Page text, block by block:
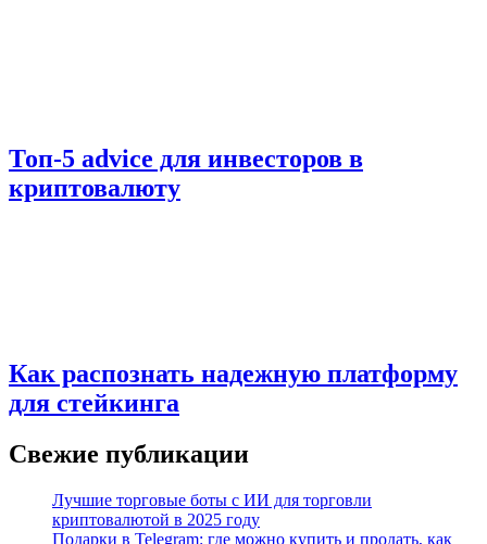
Топ-5 advice для инвесторов в
криптовалюту
Как распознать надежную платформу
для стейкинга
Свежие публикации
Лучшие торговые боты с ИИ для торговли
криптовалютой в 2025 году
Подарки в Telegram: где можно купить и продать, как